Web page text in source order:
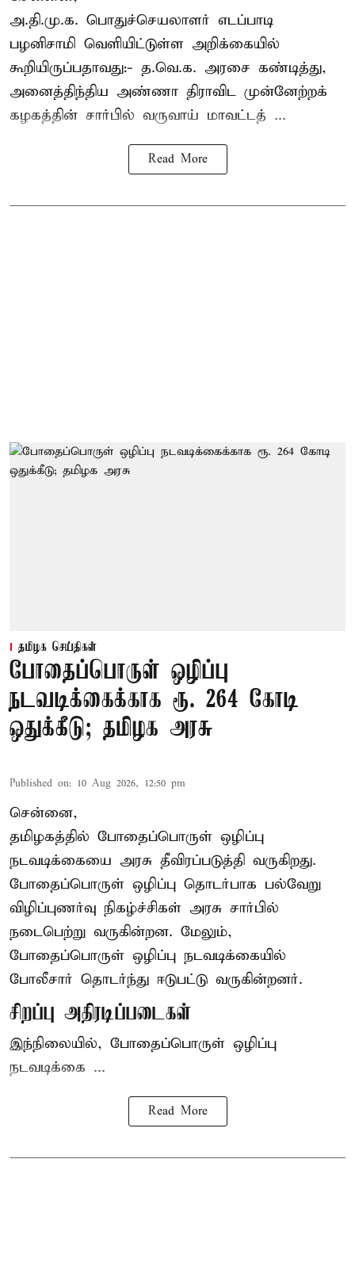
அ.தி.மு.க. பொதுச்செயலாளர் எடப்பாடி
பழனிசாமி வெளியிட்டுள்ள அறிக்கையில்
கூறியிருப்பதாவது:- த.வெ.க. அரசை கண்டித்து,
அனைத்திந்திய அண்ணா திராவிட முன்னேற்றக்
கழகத்தின் சார்பில் வருவாய் மாவட்டத் ...
Read More
தமிழக செய்திகள்
போதைப்பொருள் ஒழிப்பு
நடவடிக்கைக்காக ரூ. 264 கோடி
ஒதுக்கீடு; தமிழக அரசு
Published on: 10 Aug 2026, 12:50 pm
சென்னை,
தமிழகத்தில் போதைப்பொருள் ஒழிப்பு
நடவடிக்கையை அரசு தீவிரப்படுத்தி வருகிறது.
போதைப்பொருள் ஒழிப்பு தொடர்பாக பல்வேறு
விழிப்புணர்வு நிகழ்ச்சிகள் அரசு சார்பில்
நடைபெற்று வருகின்றன. மேலும்,
போதைப்பொருள் ஒழிப்பு நடவடிக்கையில்
போலீசார் தொடர்ந்து ஈடுபட்டு வருகின்றனர்.
சிறப்பு அதிரடிப்படைகள்
இந்நிலையில், போதைப்பொருள் ஒழிப்பு
நடவடிக்கை ...
Read More